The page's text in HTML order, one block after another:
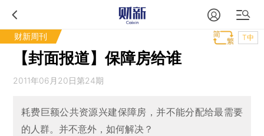
财新周刊 T中
【封面报道】保障房给谁
2011年06月20日第24期
耗费巨额公共资源兴建保障房，并不能分配给最需要
的人群。并不意外，如何解决？